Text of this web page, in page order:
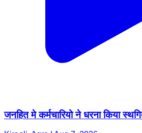
जनहित मे कर्मचारियो ने धरना किया स्थगित